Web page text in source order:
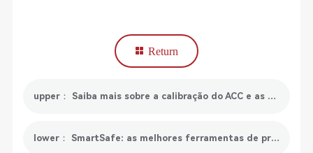
Return
upper： Saiba mais sobre a calibração do ACC e as recomendações de ferramentas para a calibração do ACC
lower： SmartSafe: as melhores ferramentas de programação de ECU para automóveis